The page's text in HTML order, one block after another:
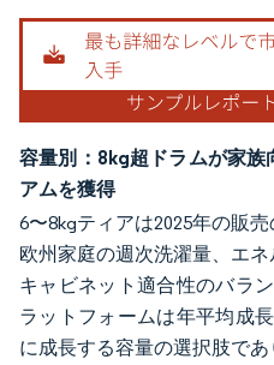
容量別：8kg超ドラムが家族
アムを獲得
6〜8kgティアは2025年の販
欧州家庭の週次洗濯量、エ
キャビネット適合性のバラ
ラットフォームは年平均成
に成長する容量の選択肢で